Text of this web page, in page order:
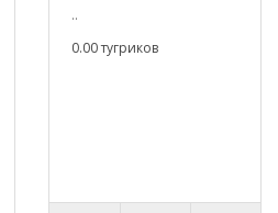
..
0.00 тугриков